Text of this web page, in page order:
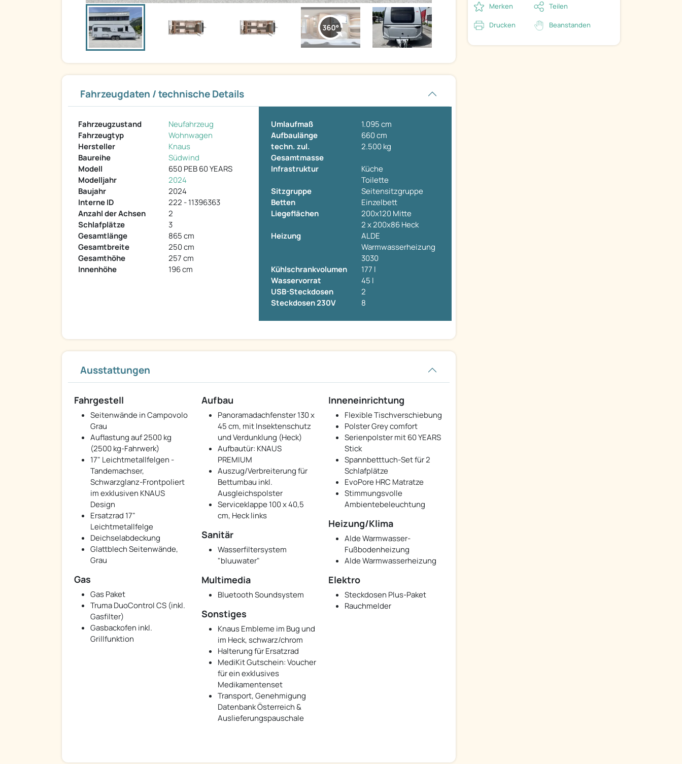
Fahrzeugdaten / technische Details
Fahrzeugzustand
Neufahrzeug
Fahrzeugtyp
Wohnwagen
Hersteller
Knaus
Baureihe
Südwind
Modell
650 PEB 60 YEARS
Modelljahr
2024
Baujahr
2024
Interne ID
222 - 11396363
Anzahl der Achsen
2
Schlafplätze
3
Gesamtlänge
865 cm
Gesamtbreite
250 cm
Gesamthöhe
257 cm
Innenhöhe
196 cm
Umlaufmaß
1.095 cm
Aufbaulänge
660 cm
techn. zul.
Gesamtmasse
2.500 kg
Infrastruktur
Küche
Toilette
Sitzgruppe
Seitensitzgruppe
Betten
Einzelbett
Liegeflächen
200x120 Mitte
2 x 200x86 Heck
Heizung
ALDE
Warmwasserheizung
3030
Kühlschrankvolumen
177 l
Wasservorrat
45 l
USB-Steckdosen
2
Steckdosen 230V
8
Ausstattungen
Fahrgestell
Seitenwände in Campovolo
Grau
Auflastung auf 2500 kg
(2500 kg-Fahrwerk)
17" Leichtmetallfelgen -
Tandemachser,
Schwarzglanz-Frontpoliert
im exklusiven KNAUS
Design
Ersatzrad 17"
Leichtmetallfelge
Deichselabdeckung
Glattblech Seitenwände,
Grau
Aufbau
Panoramadachfenster 130 x
45 cm, mit Insektenschutz
und Verdunklung (Heck)
Aufbautür: KNAUS
PREMIUM
Auszug/Verbreiterung für
Bettumbau inkl.
Ausgleichspolster
Serviceklappe 100 x 40,5
cm, Heck links
Inneneinrichtung
Flexible Tischverschiebung
Polster Grey comfort
Serienpolster mit 60 YEARS
Stick
Spannbetttuch-Set für 2
Schlafplätze
EvoPore HRC Matratze
Stimmungsvolle
Ambientebeleuchtung
Heizung/Klima
Alde Warmwasser-
Fußbodenheizung
Alde Warmwasserheizung
Sanitär
Wasserfiltersystem
"bluuwater"
Gas
Gas Paket
Truma DuoControl CS (inkl.
Gasfilter)
Gasbackofen inkl.
Grillfunktion
Multimedia
Bluetooth Soundsystem
Elektro
Steckdosen Plus-Paket
Rauchmelder
Sonstiges
Knaus Embleme im Bug und
im Heck, schwarz/chrom
Halterung für Ersatzrad
MediKit Gutschein: Voucher
für ein exklusives
Medikamentenset
Transport, Genehmigung
Datenbank Österreich &
Auslieferungspauschale
Merken Teilen
Drucken Beanstanden